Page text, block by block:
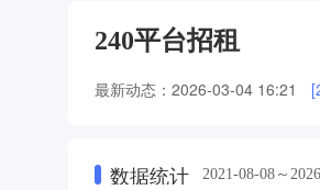
240平台招租
最新动态： 2026-03-04 16:21
数据统计 2021-08-08～